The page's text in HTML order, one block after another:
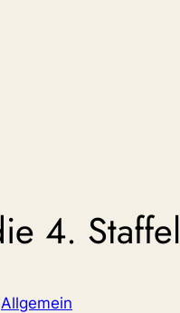
4. Staffel
Allgemein